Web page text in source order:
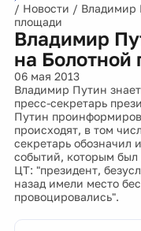
/ Новости / Владимир
площади
Владимир
на Болотной
06 мая 2013
Владимир Путин
пресс-секретарь
Путин
происходят, в том
секретарь обозначил
событий, которым
ЦТ: "президент,
назад имели место
провоцировались".